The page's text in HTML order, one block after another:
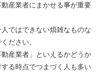
産業者にまかせる事が重要
ではできない煩雑なものな
ださい。
産業者」といえるかどうか
る時点でつまづく人も多い